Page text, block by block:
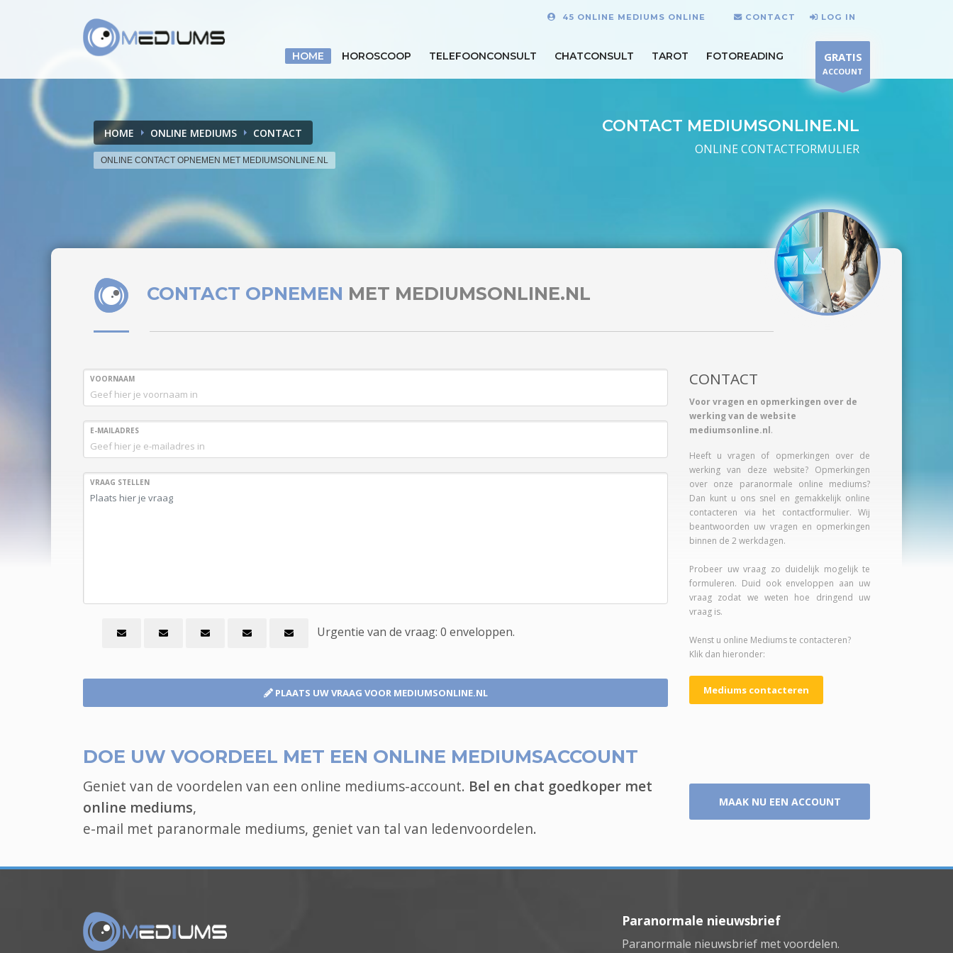
45 ONLINE MEDIUMS ONLINE CONTACT LOG IN
HOME HOROSCOOP TELEFOONCONSULT CHATCONSULT TAROT FOTOREADING GRATIS
ACCOUNT
HOME ONLINE MEDIUMS CONTACT
ONLINE CONTACT OPNEMEN MET MEDIUMSONLINE.NL
CONTACT MEDIUMSONLINE.NL
ONLINE CONTACTFORMULIER
CONTACT OPNEMEN MET MEDIUMSONLINE.NL
VOORNAAM
E-MAILADRES
VRAAG STELLEN
Urgentie van de vraag: 0 enveloppen.
PLAATS UW VRAAG VOOR MEDIUMSONLINE.NL
CONTACT
Voor vragen en opmerkingen over de
werking van de website
mediumsonline.nl.
Heeft u vragen of opmerkingen over de
werking van deze website? Opmerkingen
over onze paranormale online mediums?
Dan kunt u ons snel en gemakkelijk online
contacteren via het contactformulier. Wij
beantwoorden uw vragen en opmerkingen
binnen de 2 werkdagen.
Probeer uw vraag zo duidelijk mogelijk te
formuleren. Duid ook enveloppen aan uw
vraag zodat we weten hoe dringend uw
vraag is.
Wenst u online Mediums te contacteren?
Klik dan hieronder:
Mediums contacteren
DOE UW VOORDEEL MET EEN ONLINE MEDIUMSACCOUNT
Geniet van de voordelen van een online mediums-account. Bel en chat goedkoper met
online mediums,
e-mail met paranormale mediums, geniet van tal van ledenvoordelen.
MAAK NU EEN ACCOUNT
Paranormale nieuwsbrief
Paranormale nieuwsbrief met voordelen.